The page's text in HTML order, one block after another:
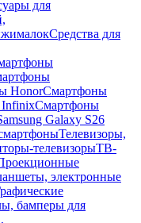
для
Средства для
HonorСмартфоны
Смартфоны
Galaxy S26
Телевизоры,
телевизорыТВ-
электронные
бамперы для